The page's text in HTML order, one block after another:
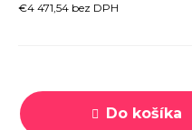
€4 471,54 bez DPH
cena:
Do košíka
/